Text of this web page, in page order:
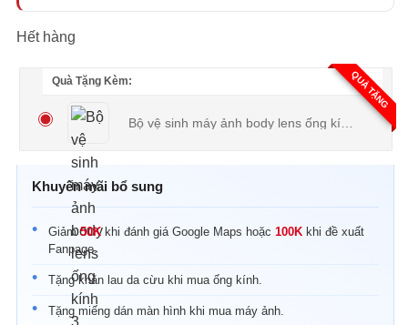
Hết hàng
QUÀ TẶNG
Quà Tặng Kèm:
Bộ vệ sinh máy ảnh body lens ống kính 3 món
Khuyến mãi bổ sung
Giảm50Kkhi đánh giá Google Maps hoặc 100K khi đề xuất
Fanpage.
Tặng khăn lau da cừu khi mua ống kính.
Tặng miếng dán màn hình khi mua máy ảnh.